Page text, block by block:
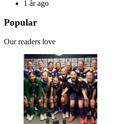
1 år ago
Popular
Our readers love